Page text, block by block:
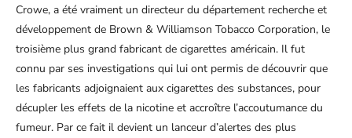
Crowe, a été vraiment un directeur du département recherche et
développement de Brown & Williamson Tobacco Corporation, le
troisième plus grand fabricant de cigarettes américain. Il fut
connu par ses investigations qui lui ont permis de découvrir que
les fabricants adjoignaient aux cigarettes des substances, pour
décupler les effets de la nicotine et accroître l’accoutumance du
fumeur. Par ce fait il devient un lanceur d’alertes des plus